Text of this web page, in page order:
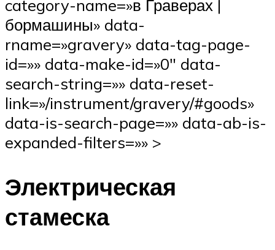
category-name=»в Граверах |
бормашины» data-
rname=»gravery» data-tag-page-
id=»» data-make-id=»0″ data-
search-string=»» data-reset-
link=»/instrument/gravery/#goods»
data-is-search-page=»» data-ab-is-
expanded-filters=»» >
Электрическая
стамеска